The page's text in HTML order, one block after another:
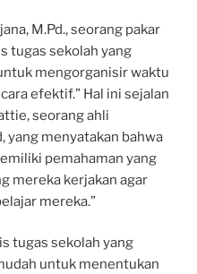
M.Pd., seorang pakar
tugas sekolah yang
mengorganisir waktu
efektif.” Hal ini sejalan
seorang ahli
yang menyatakan bahwa
pemahaman yang
mereka kerjakan agar
mereka.”
tugas sekolah yang
untuk menentukan